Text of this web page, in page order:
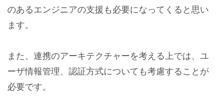
のあるエンジニアの支援も必要になってくると思い
ます。
また、連携のアーキテクチャーを考える上では、ユ
ーザ情報管理、認証方式についても考慮することが
必要です。